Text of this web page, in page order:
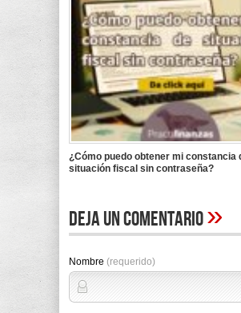
¿Cómo puedo obtener mi constancia
situación fiscal sin contraseña?
Deja un comentario»
Nombre (requerido)